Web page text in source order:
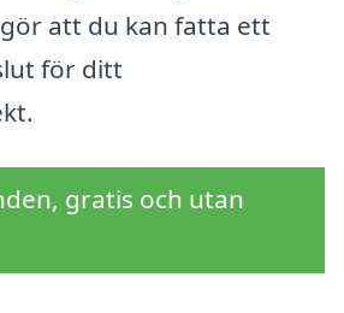
att du kan fatta ett
för ditt
gratis och utan